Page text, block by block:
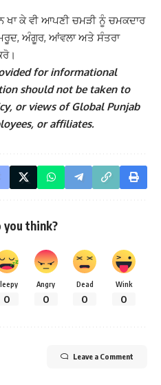
ਖਾ ਕੇ ਵੀ ਆਪਣੀ ਚਮੜੀ ਨੂੰ ਚਮਕਦਾਰ
ਅੰਗੂਰ, ਆਂਵਲਾ ਅਤੇ ਸੰਤਰਾ
for informational
should not be taken to
or views of Global Punjab
or affiliates.
you think?
0
Angry
0
Dead
0
Wink
0
Leave a Comment